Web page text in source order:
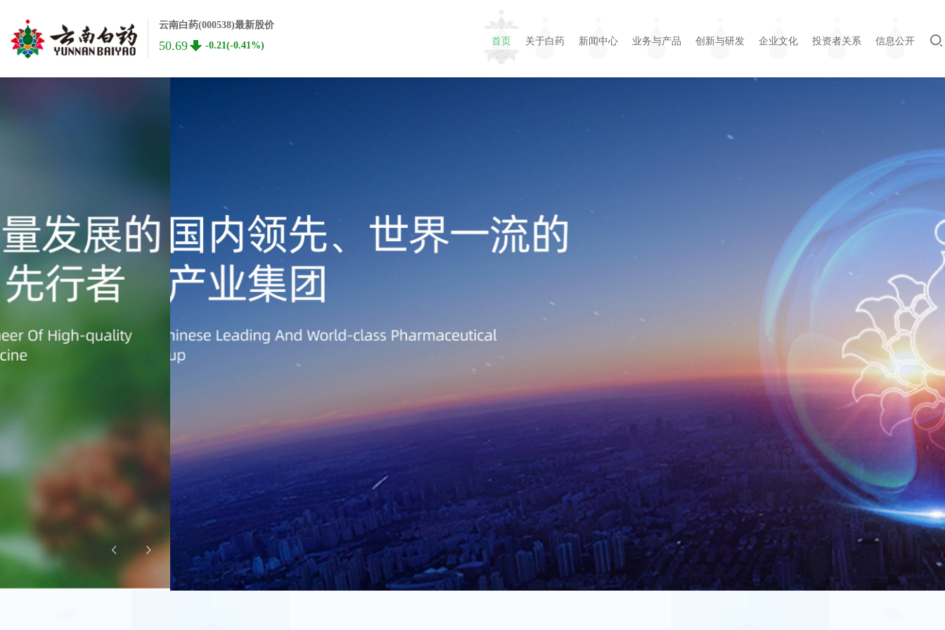
云南白药(000538)最新股价
50.69 -0.21(-0.41%) 首页 关于白药 新闻中心 业务与产品 创新与研发 企业文化 投资者关系 信息公开